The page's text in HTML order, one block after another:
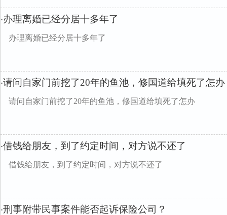
·办理离婚已经分居十多年了
办理离婚已经分居十多年了
·请问自家门前挖了20年的鱼池，修国道给填死了怎办
请问自家门前挖了20年的鱼池，修国道给填死了怎办
·借钱给朋友，到了约定时间，对方说不还了
借钱给朋友，到了约定时间，对方说不还了
·刑事附带民事案件能否起诉保险公司？